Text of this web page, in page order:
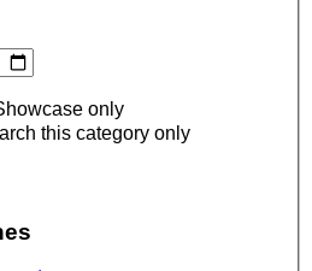
only
this category only